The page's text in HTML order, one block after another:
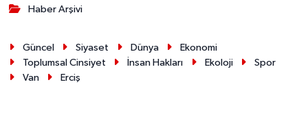
Haber Arşivi
Güncel Siyaset Dünya
Ekonomi
Toplumsal Cinsiyet
İnsan Hakları Ekoloji
Spor
Van
Erciş